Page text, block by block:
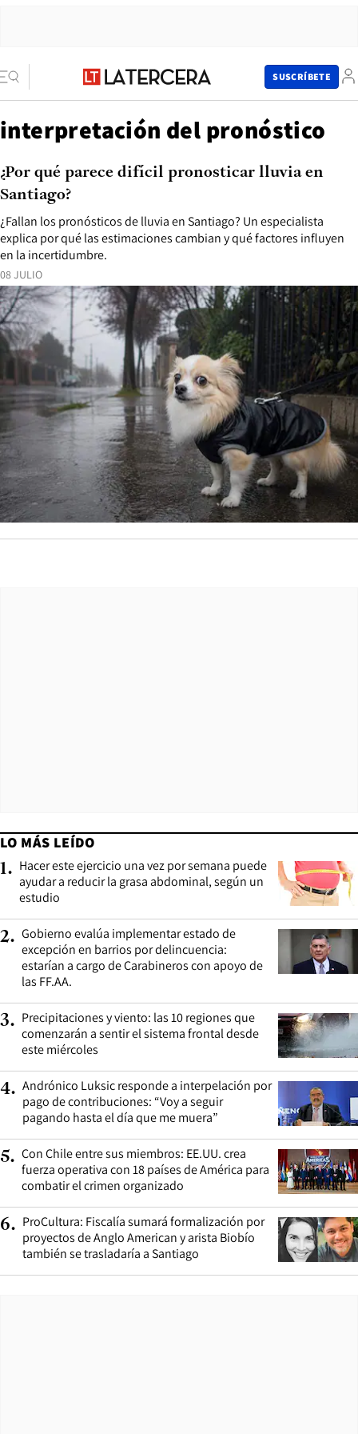
SUSCRÍBETE
interpretación del pronóstico
08 JULIO
¿Fallan los pronósticos de lluvia en Santiago? Un especialista
explica por qué las estimaciones cambian y qué factores influyen
en la incertidumbre.
¿Por qué parece difícil pronosticar lluvia en
Santiago?
LO MÁS LEÍDO
1. Hacer este ejercicio una vez por semana puede
ayudar a reducir la grasa abdominal, según un
estudio
2. Gobierno evalúa implementar estado de
excepción en barrios por delincuencia:
estarían a cargo de Carabineros con apoyo de
las FF.AA.
3. Precipitaciones y viento: las 10 regiones que
comenzarán a sentir el sistema frontal desde
este miércoles
4. Andrónico Luksic responde a interpelación por
pago de contribuciones: “Voy a seguir
pagando hasta el día que me muera”
5. Con Chile entre sus miembros: EE.UU. crea
fuerza operativa con 18 países de América para
combatir el crimen organizado
6. ProCultura: Fiscalía sumará formalización por
proyectos de Anglo American y arista Biobío
también se trasladaría a Santiago